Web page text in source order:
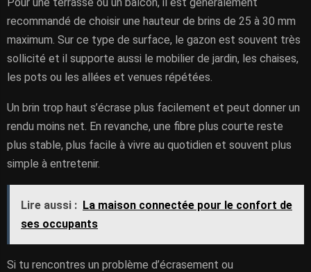
recommandé de choisir une hauteur de brins de 25 à 30 mm
maximum. Sur ce type de surface, le gazon est souvent très
sollicité et il supporte aussi le mobilier de jardin, les chaises,
les pots ou les allées et venues répétées.
Un brin trop haut s’écrase plus facilement et peut donner un
rendu moins net. En revanche, une fibre plus courte reste
plus stable, plus facile à vivre au quotidien et souvent plus
simple à entretenir.
Lire aussi : La maison connectée pour le confort de
ses occupants
Si tu rencontres un problème d’écrasement ou